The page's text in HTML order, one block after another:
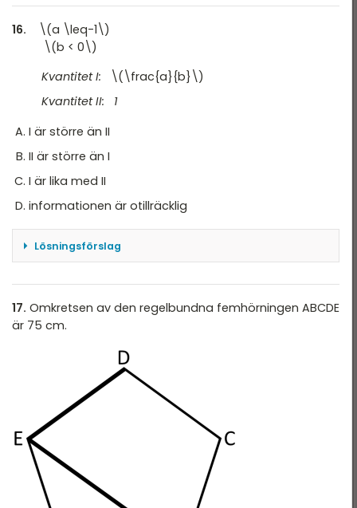
=\normalsize{\frac{\frac{1}{10}+\frac{1}{5}}{2}}
=\normalsize{\frac{\frac{3}{10}}
{2}}=\normalsize{\frac{3}{20}}\)
Kvantitet II: \(\normalsize{\frac{1}{7}=\frac{3}
{21}}\)
dvs. I är större II
Svar: A
16. \(a \leq-1\)
\(b < 0\)
Kvantitet I:
\(\frac{a}{b}\)
Kvantitet II: 1
I är större än II
II är större än I
I är lika med II
informationen är otillräcklig
Lösningsförslag
att \(\frac{a}{b}\) alltid är ett positivt tal. Men
vi vet inte om \(\frac{a}{b}\) är lika med, större
än eller mindre än 1 (Kvantitet II), eftersom vi inte
vill säga informationen är otillräcklig.
17. Omkretsen av den regelbundna femhörningen ABCDE
är 75 cm.